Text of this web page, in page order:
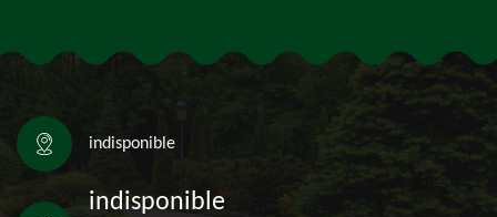
indisponible
indisponible